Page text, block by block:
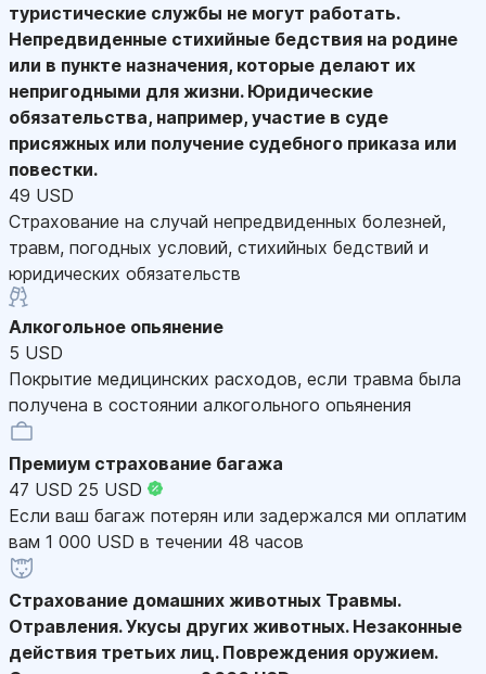
туристические службы не могут работать.
Непредвиденные стихийные бедствия на родине
или в пункте назначения, которые делают их
непригодными для жизни. Юридические
обязательства, например, участие в суде
присяжных или получение судебного приказа или
повестки.
49 USD
Страхование на случай непредвиденных болезней,
травм, погодных условий, стихийных бедствий и
юридических обязательств
Алкогольное опьянение
5 USD
Покрытие медицинских расходов, если травма была
получена в состоянии алкогольного опьянения
Премиум страхование багажа
47 USD 25 USD
Если ваш багаж потерян или задержался ми оплатим
вам 1 000 USD в течении 48 часов
Страхование домашних животных Травмы.
Отравления. Укусы других животных. Незаконные
действия третьих лиц. Повреждения оружием.